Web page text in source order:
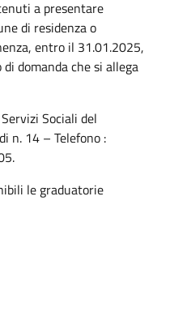
a presentare
di residenza o
entro il 31.01.2025,
domanda che si allega
Sociali del
n. 14 – Telefono :
le graduatorie